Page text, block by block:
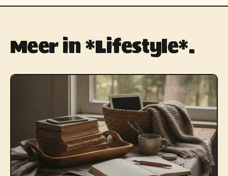
Meer in *Lifestyle*.